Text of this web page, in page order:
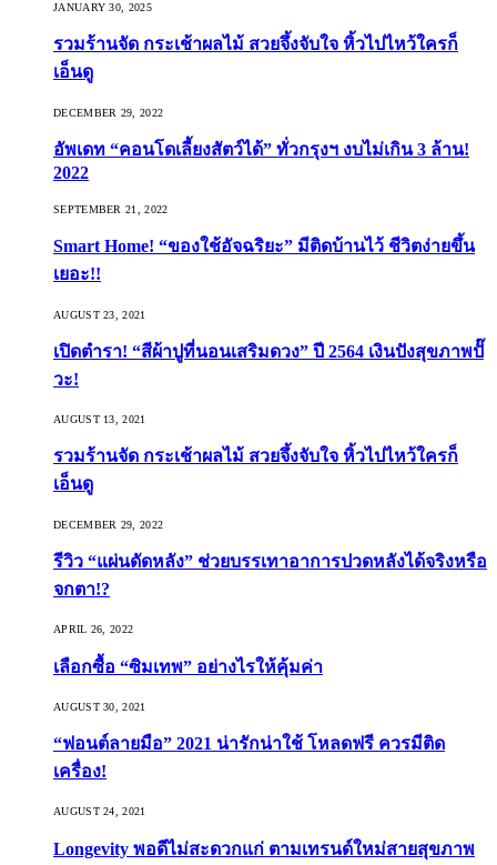
JANUARY 30, 2025
รวมร้านจัด กระเช้าผลไม้ สวยจึ้งจับใจ หิ้วไปไหว้ใครก็
เอ็นดู
DECEMBER 29, 2022
อัพเดท “คอนโดเลี้ยงสัตว์ได้” ทั่วกรุงฯ งบไม่เกิน 3 ล้าน!
2022
SEPTEMBER 21, 2022
Smart Home! “ของใช้อัจฉริยะ” มีติดบ้านไว้ ชีวิตง่ายขึ้น
เยอะ!!
AUGUST 23, 2021
เปิดตำรา! “สีผ้าปูที่นอนเสริมดวง” ปี 2564 เงินปังสุขภาพปั๊
วะ!
AUGUST 13, 2021
รวมร้านจัด กระเช้าผลไม้ สวยจึ้งจับใจ หิ้วไปไหว้ใครก็
เอ็นดู
DECEMBER 29, 2022
รีวิว “แผ่นดัดหลัง” ช่วยบรรเทาอาการปวดหลังได้จริงหรือ
จกตา!?
APRIL 26, 2022
เลือกซื้อ “ซิมเทพ” อย่างไรให้คุ้มค่า
AUGUST 30, 2021
“ฟอนต์ลายมือ” 2021 น่ารักน่าใช้ โหลดฟรี ควรมีติด
เครื่อง!
AUGUST 24, 2021
Longevity พอดีไม่สะดวกแก่ ตามเทรนด์ใหม่สายสุขภาพ